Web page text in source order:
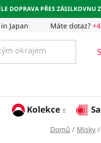
DOPRAVA PŘES ZÁSILKOVNU
Japan Máte dotaz?
Kolekce
Domů / Misky /